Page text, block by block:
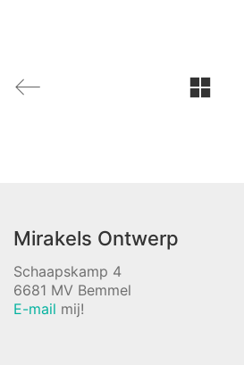
Mirakels Ontwerp
Schaapskamp 4
6681 MV Bemmel
E-mail mij!